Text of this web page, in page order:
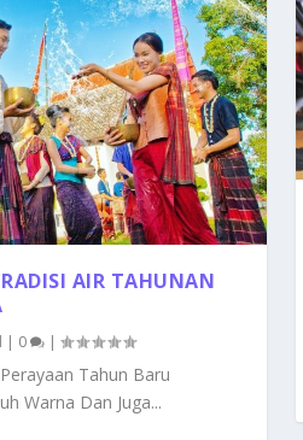
AIR TAHUNAN
| 0 |
Tahun Baru
Warna Dan Juga...